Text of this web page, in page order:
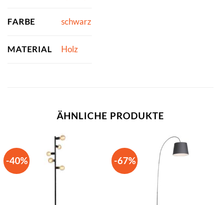
FARBE schwarz
MATERIAL Holz
ÄHNLICHE PRODUKTE
-40% -67%